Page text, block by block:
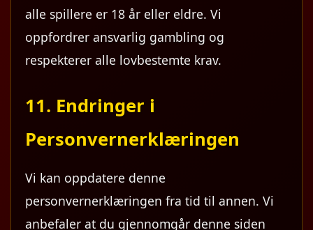
alle spillere er 18 år eller eldre. Vi
oppfordrer ansvarlig gambling og
respekterer alle lovbestemte krav.
11. Endringer i
Personvernerklæringen
Vi kan oppdatere denne
personvernerklæringen fra tid til annen. Vi
anbefaler at du gjennomgår denne siden